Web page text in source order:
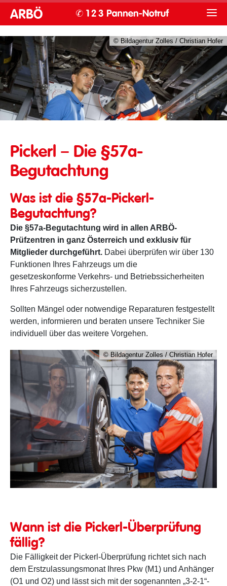
© Bildagentur Zolles / Christian Hofer
Pickerl – Die §57a-
Begutachtung
Was ist die §57a-Pickerl-
Begutachtung?
Die §57a-Begutachtung wird in allen ARBÖ-
Prüfzentren in ganz Österreich und exklusiv für
Mitglieder durchgeführt. Dabei überprüfen wir über 130
Funktionen Ihres Fahrzeugs um die
gesetzeskonforme Verkehrs- und Betriebssicherheiten
Ihres Fahrzeugs sicherzustellen.
Sollten Mängel oder notwendige Reparaturen festgestellt
werden, informieren und beraten unsere Techniker Sie
individuell über das weitere Vorgehen.
© Bildagentur Zolles / Christian Hofer
Wann ist die Pickerl-Überprüfung
fällig?
Die Fälligkeit der Pickerl-Überprüfung richtet sich nach
dem Erstzulassungsmonat Ihres Pkw (M1) und Anhänger
(O1 und O2) und lässt sich mit der sogenannten „3-2-1“-